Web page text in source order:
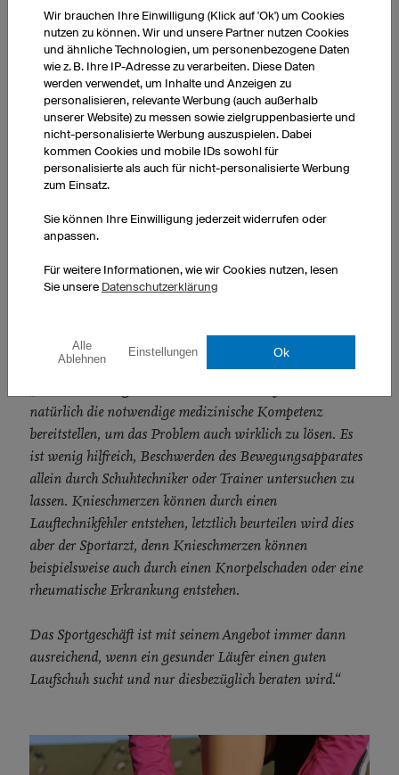
Leistungssportlern, die schneller werden wollen und einen
Klärungs- und Dokumentationsbedarf haben. Aber bis
sich im Bereich Technik etwas tut, dauert es seine Zeit –
vor sechs Monaten tut sich da selten was. Umgehend
notwendig ist die Kontrolle des Bewegungsablaufes
natürlich nach der Anpassung von maßgefertigten
Laufstilanalysen werden von den verschiedensten
immer die besten Erfahrungen. Wie kann man als
Laie ein seriöses Angebot erkennen?
natürlich die notwendige medizinische Kompetenz
bereitstellen, um das Problem auch wirklich zu lösen. Es
ist wenig hilfreich, Beschwerden des Bewegungsapparates
allein durch Schuhtechniker oder Trainer untersuchen zu
lassen. Knieschmerzen können durch einen
Lauftechnikfehler entstehen, letztlich beurteilen wird dies
aber der Sportarzt, denn Knieschmerzen können
beispielsweise auch durch einen Knorpelschaden oder eine
rheumatische Erkrankung entstehen.
Das Sportgeschäft ist mit seinem Angebot immer dann
ausreichend, wenn ein gesunder Läufer einen guten
Laufschuh sucht und nur diesbezüglich beraten wird.“
Wir brauchen Ihre Einwilligung (Klick auf 'Ok') um Cookies
nutzen zu können. Wir und unsere Partner nutzen Cookies
und ähnliche Technologien, um personenbezogene Daten
wie z. B. Ihre IP-Adresse zu verarbeiten. Diese Daten
werden verwendet, um Inhalte und Anzeigen zu
personalisieren, relevante Werbung (auch außerhalb
unserer Website) zu messen sowie zielgruppenbasierte und
nicht-personalisierte Werbung auszuspielen. Dabei
kommen Cookies und mobile IDs sowohl für
personalisierte als auch für nicht-personalisierte Werbung
zum Einsatz.
Sie können Ihre Einwilligung jederzeit widerrufen oder
anpassen.
Für weitere Informationen, wie wir Cookies nutzen, lesen
Sie unsere Datenschutzerklärung
Alle
Ablehnen
Einstellungen Ok